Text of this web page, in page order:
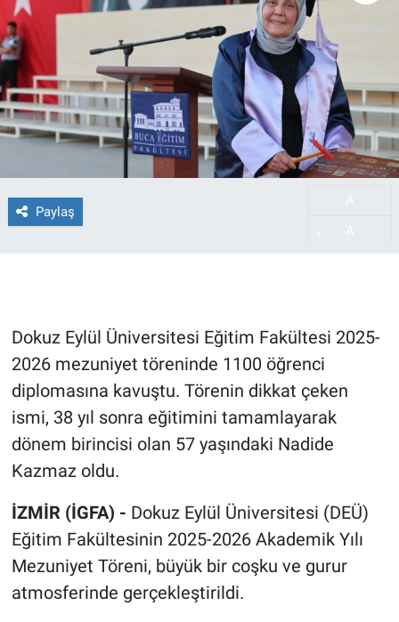
Paylaş
Dokuz Eylül Üniversitesi Eğitim Fakültesi 2025-
2026 mezuniyet töreninde 1100 öğrenci
diplomasına kavuştu. Törenin dikkat çeken
ismi, 38 yıl sonra eğitimini tamamlayarak
dönem birincisi olan 57 yaşındaki Nadide
Kazmaz oldu.
İZMİR (İGFA) - Dokuz Eylül Üniversitesi (DEÜ)
Eğitim Fakültesinin 2025-2026 Akademik Yılı
Mezuniyet Töreni, büyük bir coşku ve gurur
atmosferinde gerçekleştirildi.